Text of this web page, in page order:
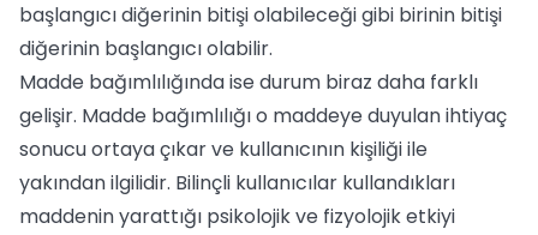
başlangıcı diğerinin bitişi olabileceği gibi birinin bitişi
diğerinin başlangıcı olabilir.
Madde bağımlılığında ise durum biraz daha farklı
gelişir. Madde bağımlılığı o maddeye duyulan ihtiyaç
sonucu ortaya çıkar ve kullanıcının kişiliği ile
yakından ilgilidir. Bilinçli kullanıcılar kullandıkları
maddenin yarattığı psikolojik ve fizyolojik etkiyi